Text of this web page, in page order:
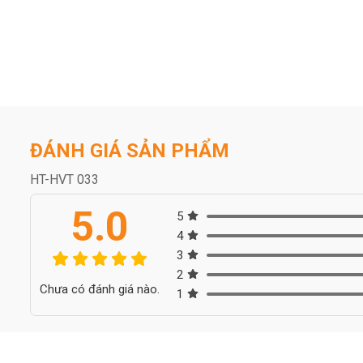
ĐÁNH GIÁ SẢN PHẨM
HT-HVT 033
5.0
Chưa có đánh giá nào.
5
4
3
2
1